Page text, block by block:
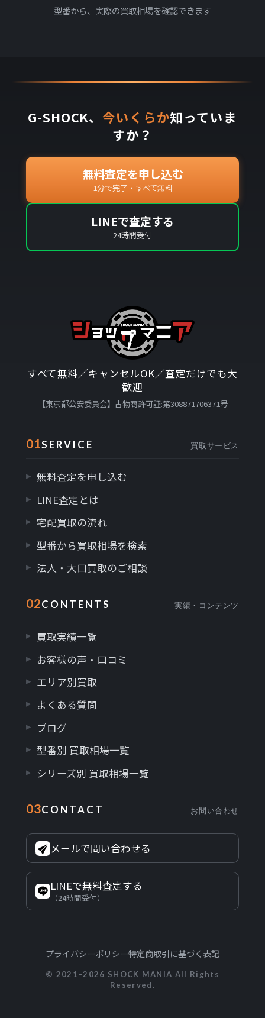
型番から、実際の買取相場を確認できます
G-SHOCK、今いくらか知っていま
すか？
無料査定を申し込む
1分で完了・すべて無料
LINEで査定する
24時間受付
すべて無料／キャンセルOK／査定だけでも大
歓迎
【東京都公安委員会】古物商許可証:第308871706371号
01SERVICE 買取サービス
無料査定を申し込む
LINE査定とは
宅配買取の流れ
型番から買取相場を検索
法人・大口買取のご相談
02CONTENTS 実績・コンテンツ
買取実績一覧
お客様の声・口コミ
エリア別買取
よくある質問
ブログ
型番別 買取相場一覧
シリーズ別 買取相場一覧
03CONTACT お問い合わせ
メールで問い合わせる
LINEで無料査定する
（24時間受付）
プライバシーポリシー特定商取引に基づく表記
© 2021–2026 SHOCK MANIA All Rights
Reserved.